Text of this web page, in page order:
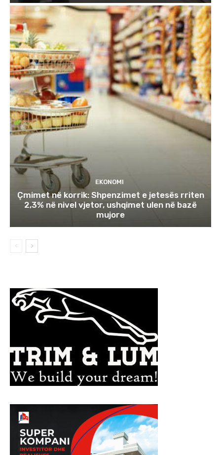
EKONOMI
Çmimet në korrik: Shpenzimet e jetesës rriten
2,3% në nivel vjetor, ushqimet ulen në bazë
mujore